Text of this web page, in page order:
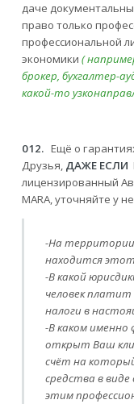
даче
право только
профессиональной
экономики (
брокер, бухгалтер-
какой-то
012.Ещё о
Друзья, ДАЖЕ ЕСЛИ
лицензированный
MARA, уточняйте у
-На территории
находится этот
-В какой
человек платит
налоги в
-В каком
открыт Ваш
счёт на
средства в
этим